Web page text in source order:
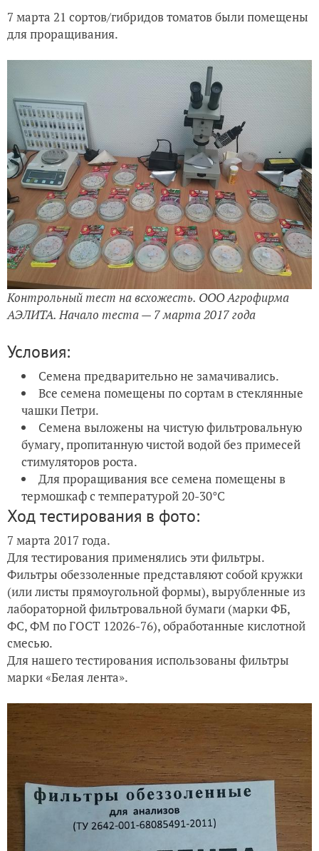
7 марта 21 сортов/гибридов томатов были помещены
для проращивания.
Контрольный тест на всхожесть. ООО Агрофирма
АЭЛИТА. Начало теста — 7 марта 2017 года
Условия:
Семена предварительно не замачивались.
Все семена помещены по сортам в стеклянные
чашки Петри.
Семена выложены на чистую фильтровальную
бумагу, пропитанную чистой водой без примесей
стимуляторов роста.
Для проращивания все семена помещены в
термошкаф с температурой 20-30°C
Ход тестирования в фото:
7 марта 2017 года.
Для тестирования применялись эти фильтры.
Фильтры обеззоленные представляют собой кружки
(или листы прямоугольной формы), вырубленные из
лабораторной фильтровальной бумаги (марки ФБ,
ФС, ФМ по ГОСТ 12026-76), обработанные кислотной
смесью.
Для нашего тестирования использованы фильтры
марки «Белая лента».